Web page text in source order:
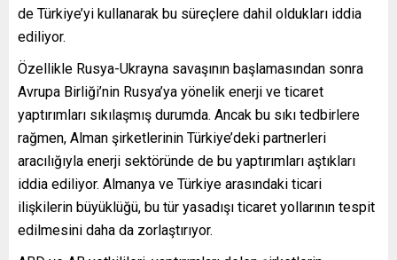
de Türkiye’yi kullanarak bu süreçlere dahil oldukları iddia
ediliyor.
Özellikle Rusya-Ukrayna savaşının başlamasından sonra
Avrupa Birliği’nin Rusya’ya yönelik enerji ve ticaret
yaptırımları sıkılaşmış durumda. Ancak bu sıkı tedbirlere
rağmen, Alman şirketlerinin Türkiye’deki partnerleri
aracılığıyla enerji sektöründe de bu yaptırımları aştıkları
iddia ediliyor. Almanya ve Türkiye arasındaki ticari
ilişkilerin büyüklüğü, bu tür yasadışı ticaret yollarının tespit
edilmesini daha da zorlaştırıyor.